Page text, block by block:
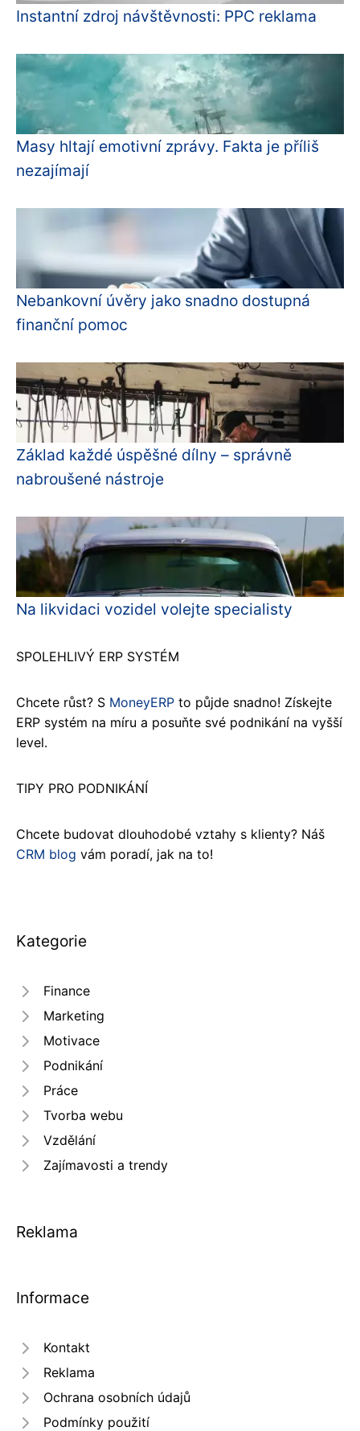
Instantní zdroj návštěvnosti: PPC reklama
Masy hltají emotivní zprávy. Fakta je příliš
nezajímají
Nebankovní úvěry jako snadno dostupná
finanční pomoc
Základ každé úspěšné dílny – správně
nabroušené nástroje
Na likvidaci vozidel volejte specialisty
SPOLEHLIVÝ ERP SYSTÉM
Chcete růst? S MoneyERP to půjde snadno! Získejte
ERP systém na míru a posuňte své podnikání na vyšší
level.
TIPY PRO PODNIKÁNÍ
Chcete budovat dlouhodobé vztahy s klienty? Náš
CRM blog vám poradí, jak na to!
Kategorie
Finance
Marketing
Motivace
Podnikání
Práce
Tvorba webu
Vzdělání
Zajímavosti a trendy
Reklama
Informace
Kontakt
Reklama
Ochrana osobních údajů
Podmínky použití